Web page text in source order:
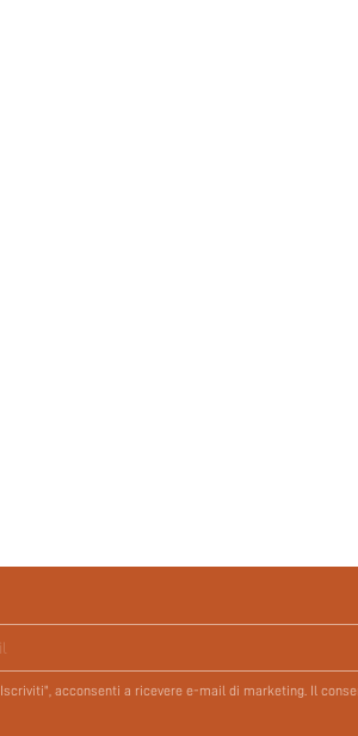
acconsenti a ricevere e-mail di marketing. Il